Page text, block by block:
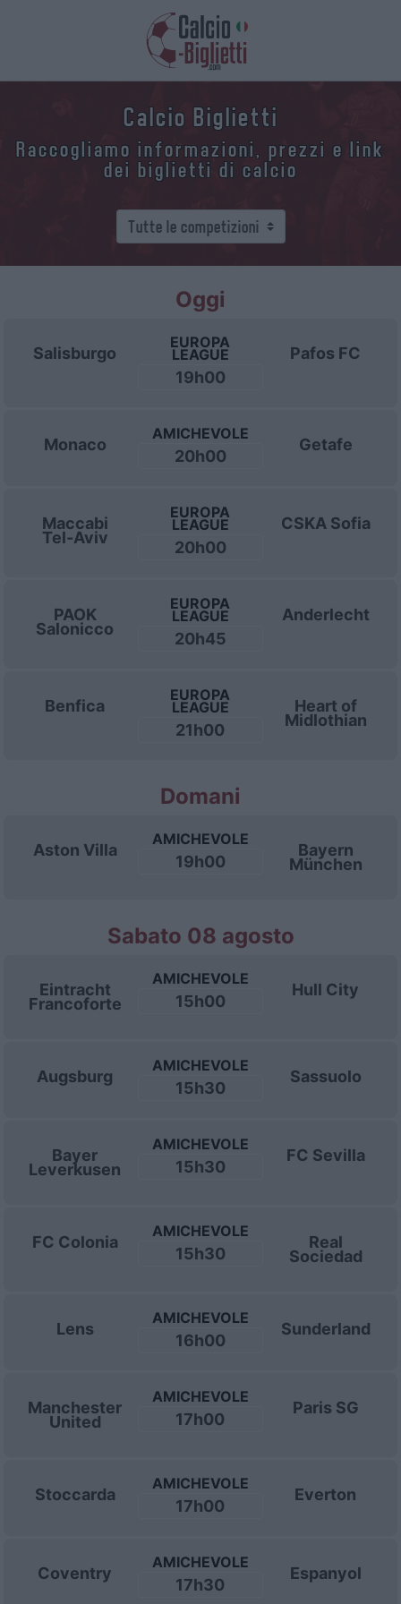
Calcio Biglietti
Raccogliamo informazioni, prezzi e link
dei biglietti di calcio
Oggi
Salisburgo
EUROPA
LEAGUE
19h00
Pafos FC
Monaco
AMICHEVOLE
20h00
Getafe
Maccabi
Tel-Aviv
EUROPA
LEAGUE
20h00
CSKA Sofia
PAOK
Salonicco
EUROPA
LEAGUE
20h45
Anderlecht
Benfica
EUROPA
LEAGUE
21h00
Heart of
Midlothian
Domani
Aston Villa
AMICHEVOLE
19h00
Bayern
München
Sabato 08 agosto
Eintracht
Francoforte
AMICHEVOLE
15h00
Hull City
Augsburg
AMICHEVOLE
15h30
Sassuolo
Bayer
Leverkusen
AMICHEVOLE
15h30
FC Sevilla
FC Colonia
AMICHEVOLE
15h30
Real
Sociedad
Lens
AMICHEVOLE
16h00
Sunderland
Manchester
United
AMICHEVOLE
17h00
Paris SG
Stoccarda
AMICHEVOLE
17h00
Everton
Coventry
AMICHEVOLE
17h30
Espanyol